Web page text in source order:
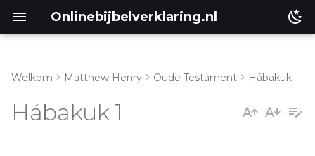
Onlinebijbelverklaring.nl
Welkom Matthew Henry Oude Testament Hábakuk
Hábakuk 1